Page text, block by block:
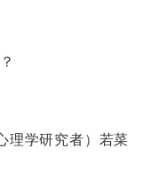
理学研究者）若菜